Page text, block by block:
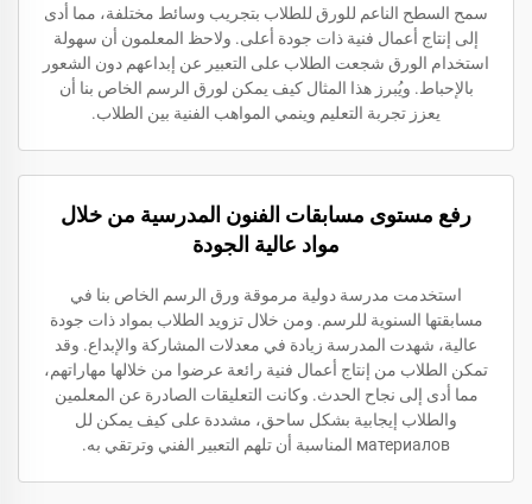
سمح السطح الناعم للورق للطلاب بتجريب وسائط مختلفة، مما أدى
إلى إنتاج أعمال فنية ذات جودة أعلى. ولاحظ المعلمون أن سهولة
استخدام الورق شجعت الطلاب على التعبير عن إبداعهم دون الشعور
بالإحباط. ويُبرز هذا المثال كيف يمكن لورق الرسم الخاص بنا أن
يعزز تجربة التعليم وينمي المواهب الفنية بين الطلاب.
رفع مستوى مسابقات الفنون المدرسية من خلال
مواد عالية الجودة
استخدمت مدرسة دولية مرموقة ورق الرسم الخاص بنا في
مسابقتها السنوية للرسم. ومن خلال تزويد الطلاب بمواد ذات جودة
عالية، شهدت المدرسة زيادة في معدلات المشاركة والإبداع. وقد
تمكن الطلاب من إنتاج أعمال فنية رائعة عرضوا من خلالها مهاراتهم،
مما أدى إلى نجاح الحدث. وكانت التعليقات الصادرة عن المعلمين
والطلاب إيجابية بشكل ساحق، مشددة على كيف يمكن لل
материалов المناسبة أن تلهم التعبير الفني وترتقي به.